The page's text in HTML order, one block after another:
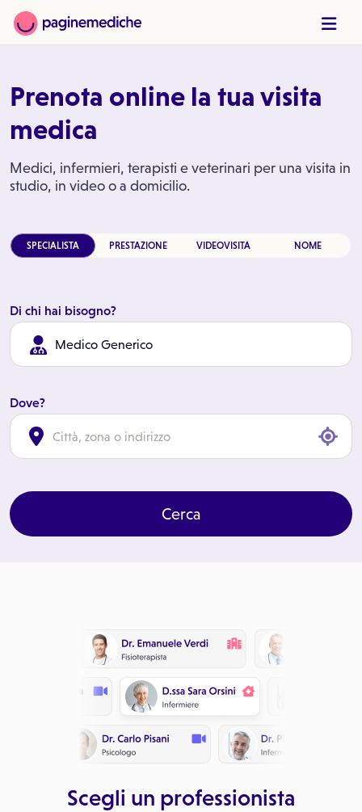
Prenota online la tua visita
medica
Medici, infermieri, terapisti e veterinari per una visita in
studio, in video o a domicilio.
SPECIALISTA PRESTAZIONE VIDEOVISITA NOME
Di chi hai bisogno?
Dove?
Cerca
Scegli un professionista